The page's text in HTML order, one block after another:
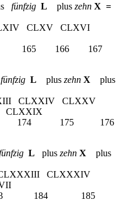
fünfzig L plus zehn X =
CLXV CLXVI
165 166 167
fünfzig L plus zehn X
plus
CLXXIV CLXXV
CLXXIX
174 175 176
L plus zehn X
plus
CLXXXIV
184 185